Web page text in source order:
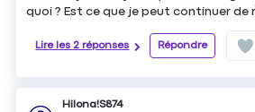
quoi ? Est ce que je peut continuer de
Lire les 2 réponses Répondre
Hilona!S874